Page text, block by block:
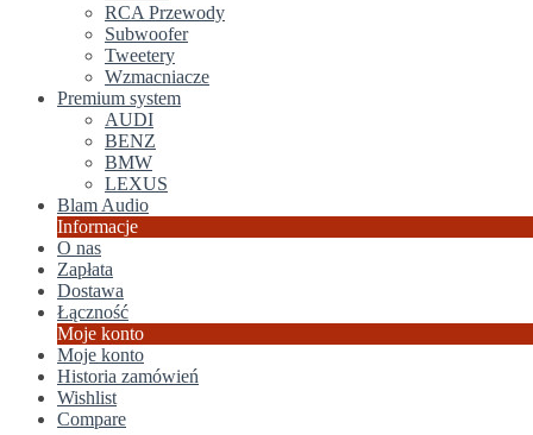
RCA Przewody
Subwoofer
Tweetery
Wzmacniacze
Premium system
AUDI
BENZ
BMW
LEXUS
Blam Audio
Informacje
O nas
Zapłata
Dostawa
Łączność
Moje konto
Moje konto
Historia zamówień
Wishlist
Compare